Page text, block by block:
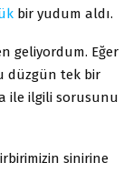
bir yudum aldı.
geliyordum. Eğer
düzgün tek bir
ile ilgili sorusunu
sinirine